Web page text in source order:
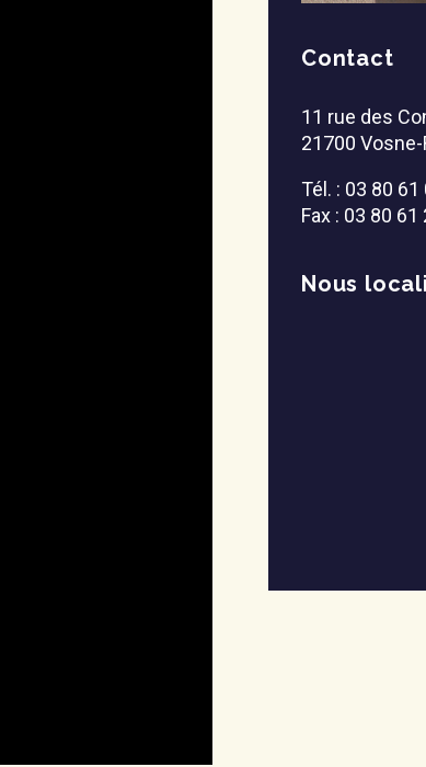
Contact
11 rue des
21700
Tél. : 03 80 61
Fax : 03 80 61
Nous